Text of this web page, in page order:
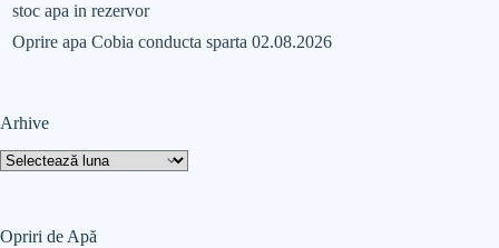
stoc apa in rezervor
Oprire apa Cobia conducta sparta 02.08.2026
Arhive
Opriri de Apă